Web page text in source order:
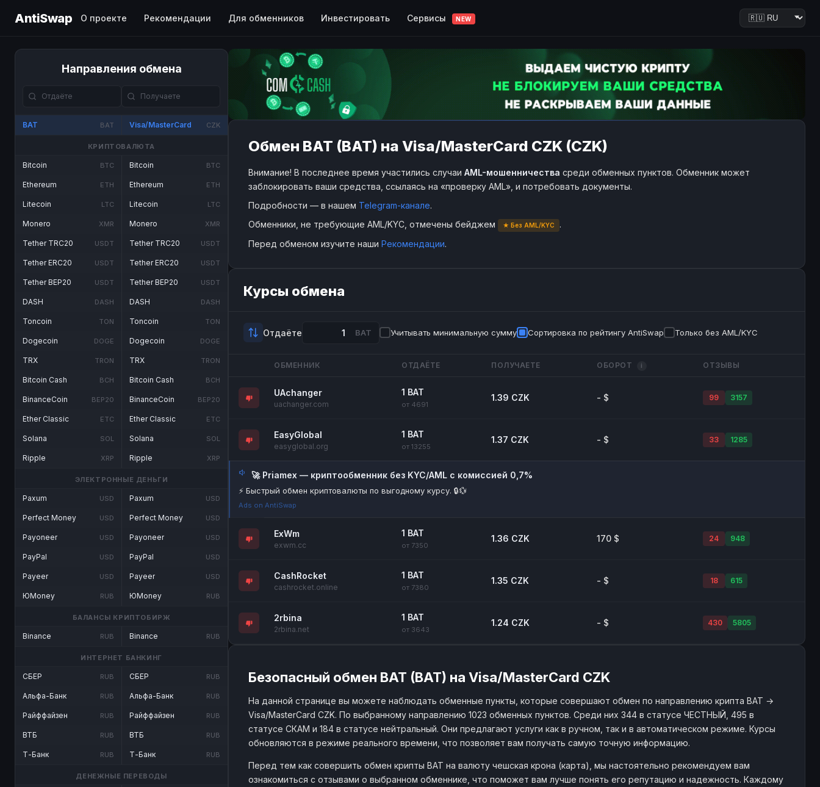
AntiSwap О проекте Рекомендации Для обменников Инвестировать Сервисы NEW
Направления обмена
BAT BAT Visa/MasterCard CZK
КРИПТОВАЛЮТА
Bitcoin BTC
Ethereum ETH
Litecoin LTC
Monero XMR
Tether TRC20 USDT
Tether ERC20 USDT
Tether BEP20 USDT
DASH DASH
Toncoin TON
Dogecoin DOGE
TRX TRON
Bitcoin Cash BCH
BinanceCoin BEP20
Ether Classic ETC
Solana SOL
Ripple XRP
Bitcoin BTC
Ethereum ETH
Litecoin LTC
Monero XMR
Tether TRC20 USDT
Tether ERC20 USDT
Tether BEP20 USDT
DASH DASH
Toncoin TON
Dogecoin DOGE
TRX TRON
Bitcoin Cash BCH
BinanceCoin BEP20
Ether Classic ETC
Solana SOL
Ripple XRP
ЭЛЕКТРОННЫЕ ДЕНЬГИ
Paxum USD
Perfect Money USD
Payoneer USD
PayPal USD
Payeer USD
ЮMoney RUB
Paxum USD
Perfect Money USD
Payoneer USD
PayPal USD
Payeer USD
ЮMoney RUB
БАЛАНСЫ КРИПТОБИРЖ
Binance RUB Binance RUB
ИНТЕРНЕТ БАНКИНГ
СБЕР RUB
Альфа-Банк RUB
Райффайзен RUB
ВТБ RUB
Т-Банк RUB
СБЕР RUB
Альфа-Банк RUB
Райффайзен RUB
ВТБ RUB
Т-Банк RUB
ДЕНЕЖНЫЕ ПЕРЕВОДЫ
Обмен BAT (BAT) на Visa/MasterCard CZK (CZK)
Внимание! В последнее время участились случаи AML-мошенничества среди обменных пунктов. Обменник может
заблокировать ваши средства, ссылаясь на «проверку AML», и потребовать документы.
Подробности — в нашем Telegram-канале.
Обменники, не требующие AML/KYC, отмечены бейджем
★ Без AML/KYC
.
Перед обменом изучите наши Рекомендации.
Курсы обмена
Отдаёте BAT Учитывать минимальную сумму Сортировка по рейтингу AntiSwap Только без AML/KYC
ОБМЕННИК ОТДАЁТЕ ПОЛУЧАЕТЕ ОБОРОТ i ОТЗЫВЫ
UAchanger
uachanger.com
1 BAT
от 4691
1.39 CZK - $ 99 3157
EasyGlobal
easyglobal.org
1 BAT
от 13255
1.37 CZK - $ 33 1285
🚀 Priamex — криптообменник без KYC/AML с комиссией 0,7%
⚡ Быстрый обмен криптовалюты по выгодному курсу. 🔒💱
Ads on AntiSwap
ExWm
exwm.cc
1 BAT
от 7350
1.36 CZK 170 $ 24 948
CashRocket
cashrocket.online
1 BAT
от 7380
1.35 CZK - $ 18 615
2rbina
2rbina.net
1 BAT
от 3643
1.24 CZK - $ 430 5805
Безопасный обмен BAT (BAT) на Visa/MasterCard CZK
На данной странице вы можете наблюдать обменные пункты, которые совершают обмен по направлению крипта BAT →
Visa/MasterCard CZK. По выбранному направлению 1023 обменных пунктов. Среди них 344 в статусе ЧЕСТНЫЙ, 495 в
статусе СКАМ и 184 в статусе нейтральный. Они предлагают услуги как в ручном, так и в автоматическом режиме. Курсы
обновляются в режиме реального времени, что позволяет вам получать самую точную информацию.
Перед тем как совершить обмен крипты BAT на валюту чешская крона (карта), мы настоятельно рекомендуем вам
ознакомиться с отзывами о выбранном обменнике, что поможет вам лучше понять его репутацию и надежность. Каждому